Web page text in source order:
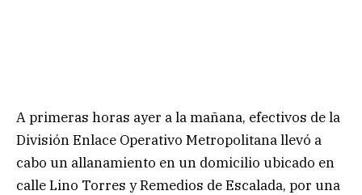
A primeras horas ayer a la mañana, efectivos de la
División Enlace Operativo Metropolitana llevó a
cabo un allanamiento en un domicilio ubicado en
calle Lino Torres y Remedios de Escalada, por una